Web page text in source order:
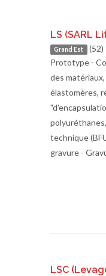
LS (SARL
Grand Est (52)
Prototype -
des
élastomères,
technique
gravure -
LSC